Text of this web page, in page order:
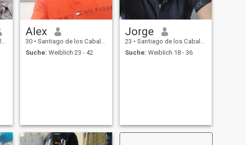
Alex
30 • Santiago de los Caballeros, Santiago, Dom. Rep.
Suche: Weiblich 23 - 42
Jorge
23 • Santiago de los Caballeros, Santiago, Dom. Rep.
Suche: Weiblich 18 - 36